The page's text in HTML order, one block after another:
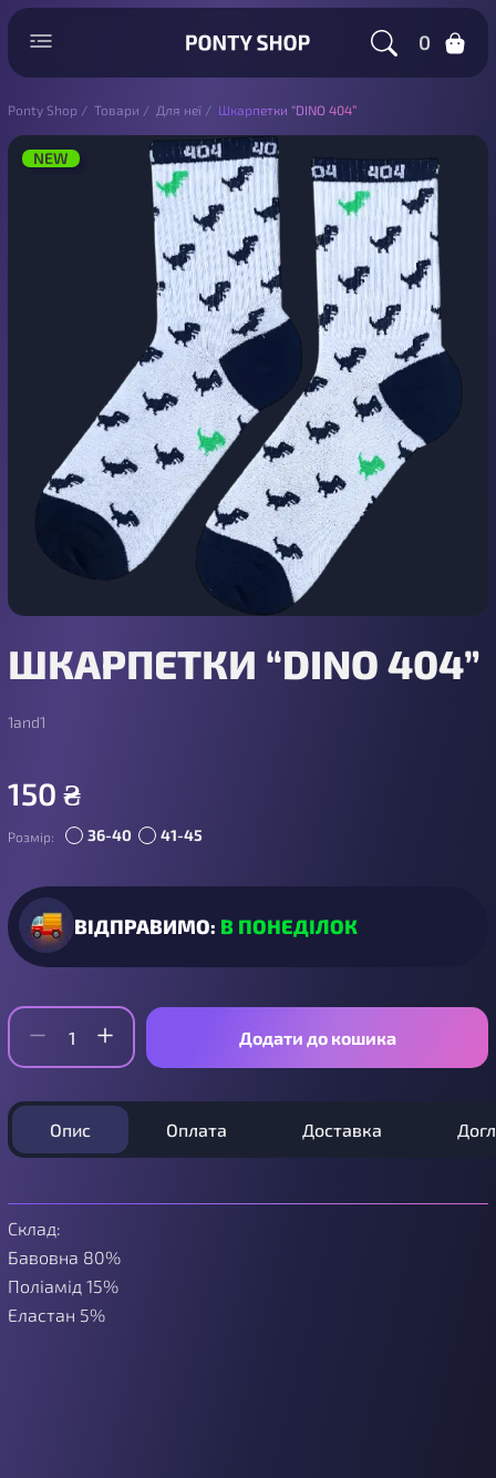
0
Ponty Shop / Товари / Для неї / Шкарпетки “DINO 404”
NEW
ШКАРПЕТКИ “DINO 404”
1and1
150 ₴
Розмір: 36-40 41-45
ВІДПРАВИМО: В ПОНЕДІЛОК
Додати до кошика
Опис Оплата Доставка
Склад:
Бавовна 80%
Поліамід 15%
Еластан 5%